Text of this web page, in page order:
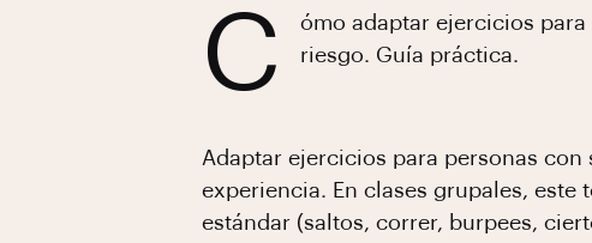
C
ómo adaptar ejercicios
riesgo. Guía práctica.
Adaptar ejercicios para personas
experiencia. En clases grupales,
estándar (saltos, correr, burpees,